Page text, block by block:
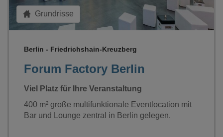
Grundrisse
Forum Factory Berlin
Berlin - Friedrichshain-Kreuzberg
Viel Platz für Ihre Veranstaltung
400 m² große multifunktionale Eventlocation mit
Bar und Lounge zentral in Berlin gelegen.